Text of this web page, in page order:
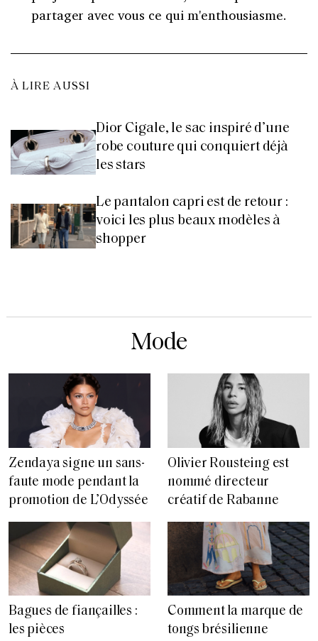
partager avec vous ce qui m'enthousiasme.
À LIRE AUSSI
Dior Cigale, le sac inspiré d’une
robe couture qui conquiert déjà
les stars
Le pantalon capri est de retour :
voici les plus beaux modèles à
shopper
Mode
Zendaya signe un sans-
faute mode pendant la
promotion de L’Odyssée
Olivier Rousteing est
nommé directeur
créatif de Rabanne
Bagues de fiançailles :
les pièces
Comment la marque de
tongs brésilienne